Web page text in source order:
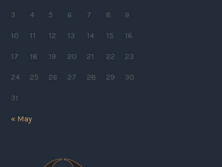
« May
3 4 5 6 7 8 9
10 11 12 13 14 15 16
17 18 19 20 21 22 23
24 25 26 27 28 29 30
31